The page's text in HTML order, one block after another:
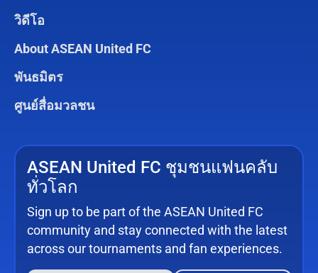
วิดีโอ
About ASEAN United FC
พันธมิตร
ศูนย์สื่อมวลชน
ASEAN United FC ชุมชนแฟนคลับ
ทั่วโลก
Sign up to be part of the ASEAN United FC
community and stay connected with the latest
across our tournaments and fan experiences.